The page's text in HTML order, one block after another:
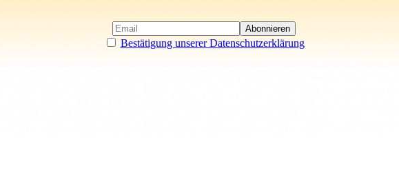
Bestätigung unserer Datenschutzerklärung